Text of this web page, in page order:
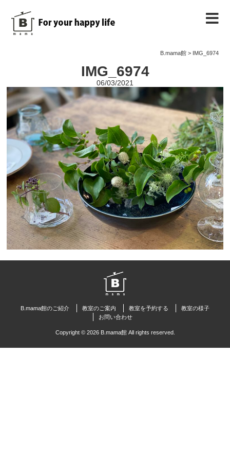
B.mama館> IMG_6974
IMG_6974
06/03/2021
B.mama館のご紹介 教室のご案内 教室を予約する
教室の様子
お問い合わせ
Copyright © 2026 B.mama館 All rights reserved.
教室のご案内
教室を予約する
教室の様子
ノート
お問い合わせ